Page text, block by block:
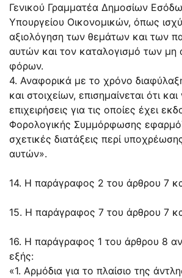
Γενικού Γραμματέα Δημοσίων
Υπουργείου Οικονομικών, όπως
αξιολόγηση των θεμάτων και των
αυτών και τον καταλογισμό των μη
φόρων.
4. Αναφορικά με το χρόνο
και στοιχείων, επισημαίνεται ότι και
επιχειρήσεις για τις οποίες έχει
Φορολογικής Συμμόρφωσης
σχετικές διατάξεις περί
αυτών».
14. Η παράγραφος 2 του άρθρου 7
15. Η παράγραφος 7 του άρθρου 7
16. Η παράγραφος 1 του άρθρου 8
εξής:
«1. Αρμόδια για το πλαίσιο της